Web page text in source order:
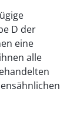
D der
eine
alle